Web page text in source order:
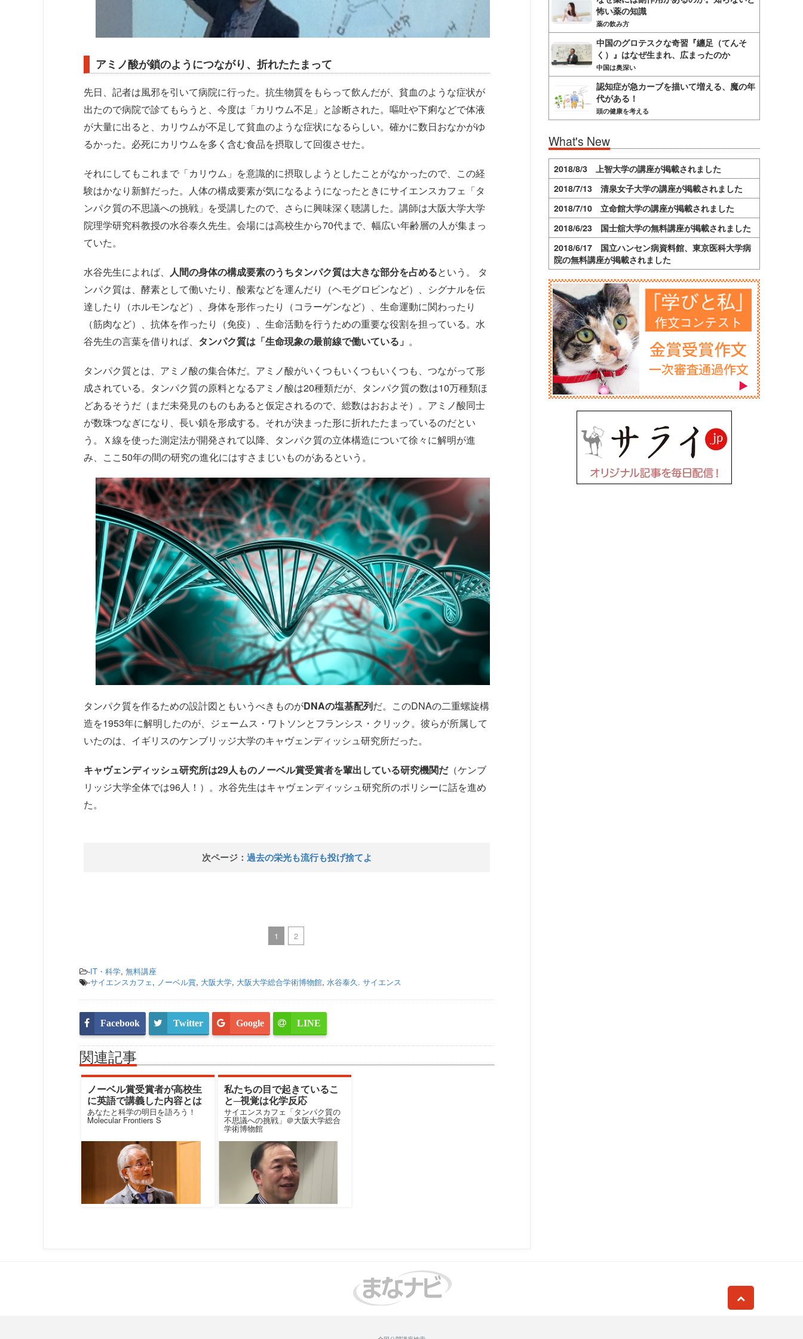
アミノ酸が鎖のようにつながり、折れたたまって
先日、記者は風邪を引いて病院に行った。抗生物質をもらって飲んだが、貧血のような症状が
出たので病院で診てもらうと、今度は「カリウム不足」と診断された。嘔吐や下痢などで体液
が大量に出ると、カリウムが不足して貧血のような症状になるらしい。確かに数日おなかがゆ
るかった。必死にカリウムを多く含む食品を摂取して回復させた。
それにしてもこれまで「カリウム」を意識的に摂取しようとしたことがなかったので、この経
験はかなり新鮮だった。人体の構成要素が気になるようになったときにサイエンスカフェ「タ
ンパク質の不思議への挑戦」を受講したので、さらに興味深く聴講した。講師は大阪大学大学
院理学研究科教授の水谷泰久先生。会場には高校生から70代まで、幅広い年齢層の人が集まっ
ていた。
水谷先生によれば、 人間の身体の構成要素のうちタンパク質は大きな部分を占めるという。 タ
ンパク質は、酵素として働いたり、酸素などを運んだり（ヘモグロビンなど）、シグナルを伝
達したり（ホルモンなど）、身体を形作ったり（コラーゲンなど）、生命運動に関わったり
（筋肉など）、抗体を作ったり（免疫）、生命活動を行うための重要な役割を担っている。水
谷先生の言葉を借りれば、 タンパク質は「生命現象の最前線で働いている」 。
タンパク質とは、アミノ酸の集合体だ。アミノ酸がいくつもいくつもいくつも、つながって形
成されている。タンパク質の原料となるアミノ酸は20種類だが、タンパク質の数は10万種類ほ
どあるそうだ（まだ未発見のものもあると仮定されるので、総数はおおよそ）。アミノ酸同士
が数珠つなぎになり、長い鎖を形成する。それが決まった形に折れたたまっているのだとい
う。Ｘ線を使った測定法が開発されて以降、タンパク質の立体構造について徐々に解明が進
み、ここ50年の間の研究の進化にはすさまじいものがあるという。
タンパク質を作るための設計図ともいうべきものがDNAの塩基配列だ。このDNAの二重螺旋構
造を1953年に解明したのが、ジェームス・ワトソンとフランシス・クリック。彼らが所属して
いたのは、イギリスのケンブリッジ大学のキャヴェンディッシュ研究所だった。
キャヴェンディッシュ研究所は29人ものノーベル賞受賞者を輩出している研究機関だ（ケンブ
リッジ大学全体では96人！）。水谷先生はキャヴェンディッシュ研究所のポリシーに話を進め
た。
次ページ： 過去の栄光も流行も投げ捨てよ
1 2
-IT・科学, 無料講座
-サイエンスカフェ, ノーベル賞, 大阪大学, 大阪大学総合学術博物館, 水谷泰久. サイエンス
Facebook Twitter Google LINE
関連記事
ノーベル賞受賞者が高校生
に英語で講義した内容とは
あなたと科学の明日を語ろう！
Molecular Frontiers S
私たちの目で起きているこ
と─視覚は化学反応
サイエンスカフェ「タンパク質の
不思議への挑戦」＠大阪大学総合
学術博物館
怖い薬の知識
薬の飲み方
中国のグロテスクな奇習『纏足（てんそ
く）』はなぜ生まれ、広まったのか
中国は奥深い
認知症が急カーブを描いて増える、魔の年
代がある！
頭の健康を考える
What's New
2018/8/3 上智大学の講座が掲載されました
2018/7/13 清泉女子大学の講座が掲載されました
2018/7/10 立命館大学の講座が掲載されました
2018/6/23 国士舘大学の無料講座が掲載されました
2018/6/17 国立ハンセン病資料館、東京医科大学病
院の無料講座が掲載されました